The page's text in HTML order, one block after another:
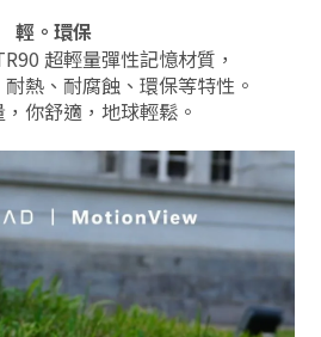
輕。環保
超輕量彈性記憶材質，
熱、耐腐蝕、環保等特性。
你舒適，地球輕鬆。